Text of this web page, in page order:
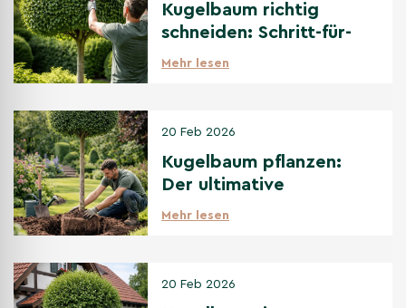
Kugelbaum richtig
schneiden: Schritt-für-
Schritt Anleitung
Mehr lesen
20 Feb 2026
Kugelbaum pflanzen:
Der ultimative
Pflanzguide für
Mehr lesen
20 Feb 2026